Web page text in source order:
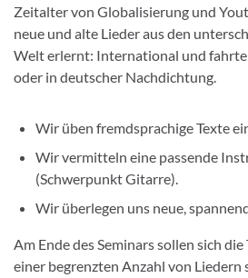
Zeitalter von Globalisierung und
neue und alte Lieder aus den
Welt erlernt: International und
oder in deutscher Nachdichtung.
Wir üben fremdsprachige Texte
Wir vermitteln eine passende
(Schwerpunkt Gitarre).
Wir überlegen uns neue,
Am Ende des Seminars sollen sich
einer begrenzten Anzahl von Liedern